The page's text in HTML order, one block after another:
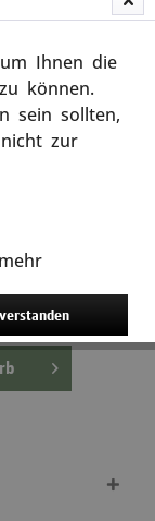
Ihnen die
können.
sein sollten,
zur